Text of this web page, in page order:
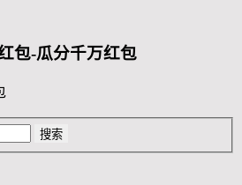
包-瓜分千万红包